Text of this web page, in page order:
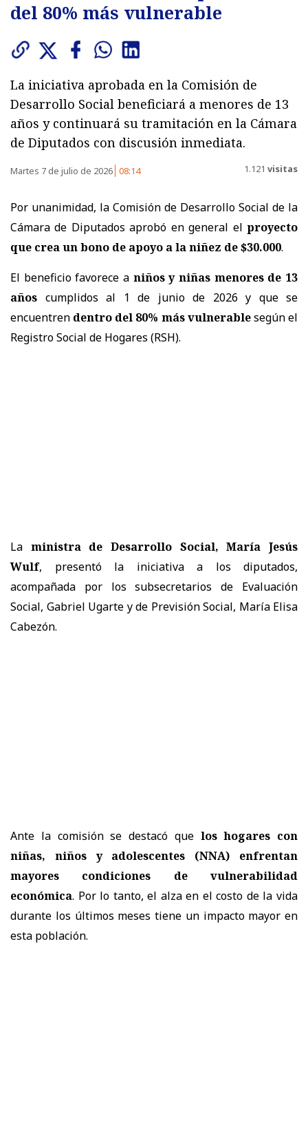
del 80% más vulnerable
La iniciativa aprobada en la Comisión de
Desarrollo Social beneficiará a menores de 13
años y continuará su tramitación en la Cámara
de Diputados con discusión inmediata.
Martes 7 de julio de 2026 08:14 1.121 visitas
Por unanimidad, la Comisión de Desarrollo Social de la
Cámara de Diputados aprobó en general el proyecto
que crea un bono de apoyo a la niñez de $30.000.
El beneficio favorece a niños y niñas menores de 13
años cumplidos al 1 de junio de 2026 y que se
encuentren dentro del 80% más vulnerablesegún el
Registro Social de Hogares (RSH).
La ministra de Desarrollo Social, María Jesús
Wulf, presentó la iniciativa a los diputados,
acompañada por los subsecretarios de Evaluación
Social, Gabriel Ugarte y de Previsión Social, María Elisa
Cabezón.
Ante la comisión se destacó que los hogares con
niñas, niños y adolescentes (NNA) enfrentan
mayores condiciones de vulnerabilidad
económica. Por lo tanto, el alza en el costo de la vida
durante los últimos meses tiene un impacto mayor en
esta población.